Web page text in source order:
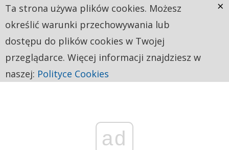
ad
Ta strona używa plików cookies. Możesz
określić warunki przechowywania lub
dostępu do plików cookies w Twojej
przeglądarce. Więcej informacji znajdziesz w
naszej: Polityce Cookies
×